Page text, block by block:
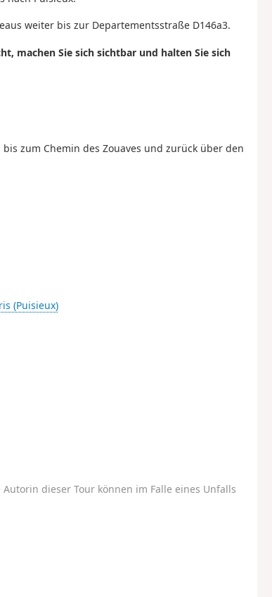
weiter bis zur Departementsstraße D146a3.
machen Sie sich sichtbar und halten Sie sich
zum Chemin des Zouaves und zurück über den
(Puisieux)
dieser Tour können im Falle eines Unfalls